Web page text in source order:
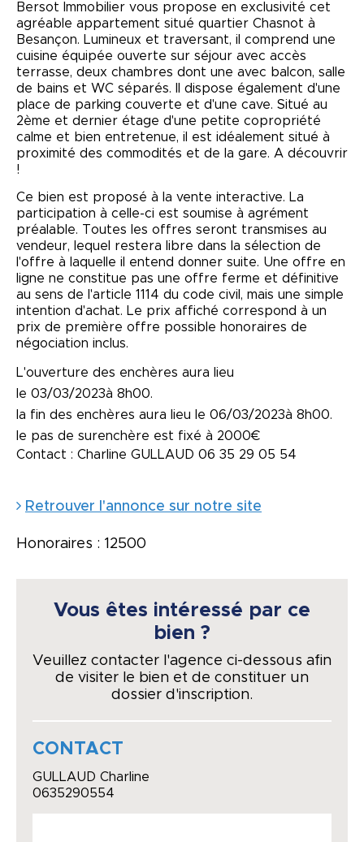
Bersot Immobilier vous propose en exclusivité cet
agréable appartement situé quartier Chasnot à
Besançon. Lumineux et traversant, il comprend une
cuisine équipée ouverte sur séjour avec accès
terrasse, deux chambres dont une avec balcon, salle
de bains et WC séparés. Il dispose également d'une
place de parking couverte et d'une cave. Situé au
2ème et dernier étage d'une petite copropriété
calme et bien entretenue, il est idéalement situé à
proximité des commodités et de la gare. A découvrir
!
Ce bien est proposé à la vente interactive. La
participation à celle-ci est soumise à agrément
préalable. Toutes les offres seront transmises au
vendeur, lequel restera libre dans la sélection de
l'offre à laquelle il entend donner suite. Une offre en
ligne ne constitue pas une offre ferme et définitive
au sens de l'article 1114 du code civil, mais une simple
intention d'achat. Le prix affiché correspond à un
prix de première offre possible honoraires de
négociation inclus.
L'ouverture des enchères aura lieu
le 03/03/2023à 8h00.
la fin des enchères aura lieu le 06/03/2023à 8h00.
le pas de surenchère est fixé à 2000€
Contact : Charline GULLAUD 06 35 29 05 54
Retrouver l'annonce sur notre site
Honoraires : 12500
Vous êtes intéressé par ce
bien ?
Veuillez contacter l'agence ci-dessous afin
de visiter le bien et de constituer un
dossier d'inscription.
CONTACT
GULLAUD Charline
0635290554